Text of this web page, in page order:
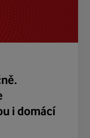
i domácí